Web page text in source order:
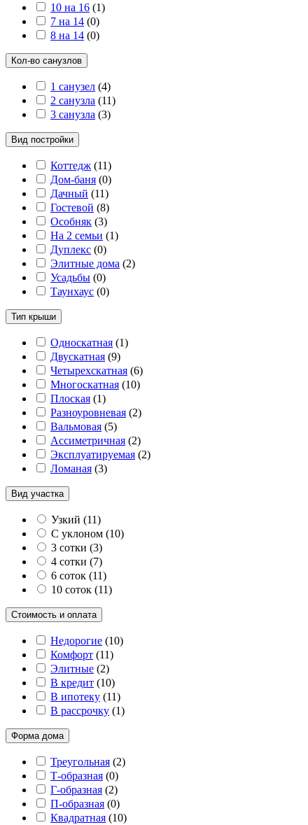
10 на 16 (1)
7 на 14 (0)
8 на 14 (0)
Кол-во санузлов
1 санузел (4)
2 санузла (11)
3 санузла (3)
Вид постройки
Коттедж (11)
Дом-баня (0)
Дачный (11)
Гостевой (8)
Особняк (3)
На 2 семьи (1)
Дуплекс (0)
Элитные дома (2)
Усадьбы (0)
Таунхаус (0)
Тип крыши
Односкатная (1)
Двускатная (9)
Четырехскатная (6)
Многоскатная (10)
Плоская (1)
Разноуровневая (2)
Вальмовая (5)
Ассиметричная (2)
Эксплуатируемая (2)
Ломаная (3)
Вид участка
Узкий (11)
С уклоном (10)
3 сотки (3)
4 сотки (7)
6 соток (11)
10 соток (11)
Стоимость и оплата
Недорогие (10)
Комфорт (11)
Элитные (2)
В кредит (10)
В ипотеку (11)
В рассрочку (1)
Форма дома
Треугольная (2)
Т-образная (0)
Г-образная (2)
П-образная (0)
Квадратная (10)